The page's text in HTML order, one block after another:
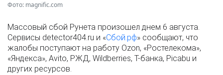
Фото: magnific.com
Массовый сбой Рунета произошел днем 6 августа.
Сервисы detector404.ru и «Сбой.рф» сообщают, что
жалобы поступают на работу Ozon, «Ростелекома»,
«Яндекса», Avito, РЖД, Wildberries, Т-банка, Picabu и
других ресурсов.